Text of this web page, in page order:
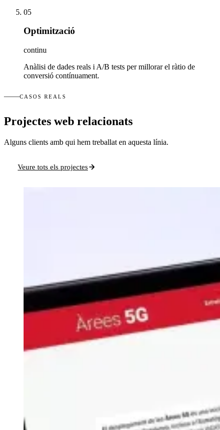
05
Optimització
continu
Anàlisi de dades reals i A/B tests per millorar el ràtio de
conversió contínuament.
CASOS REALS
Projectes web relacionats
Alguns clients amb qui hem treballat en aquesta línia.
Veure tots els projectes